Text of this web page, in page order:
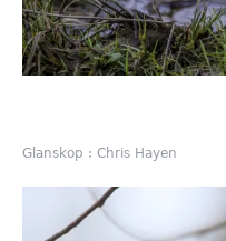
Glanskop : Chris Hayen